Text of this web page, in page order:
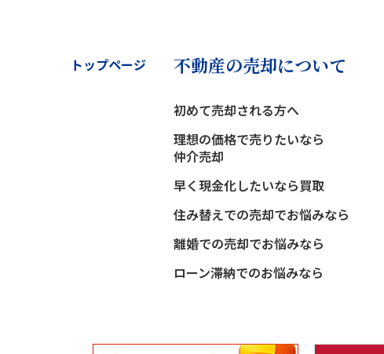
トップページ 不動産の売却について
初めて売却される方へ
理想の価格で売りたいなら
仲介売却
早く現金化したいなら買取
住み替えでの売却でお悩みなら
離婚での売却でお悩みなら
ローン滞納でのお悩みなら